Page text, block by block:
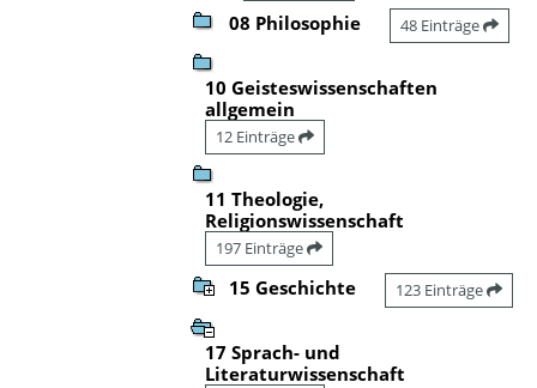
08 Philosophie 48 Einträge
10 Geisteswissenschaften
allgemein
12 Einträge
11 Theologie,
Religionswissenschaft
197 Einträge
15 Geschichte 123 Einträge
17 Sprach- und
Literaturwissenschaft